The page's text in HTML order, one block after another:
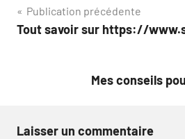
Navigation
de
Publication précédente
Tout savoir sur https://
Mes conseils
Laisser un commentaire